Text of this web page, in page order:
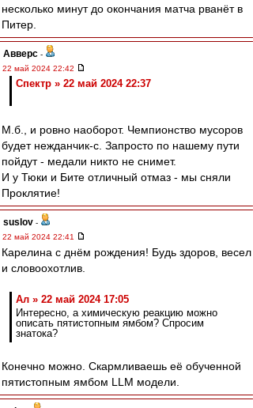
несколько минут до окончания матча рванёт в
Питер.
Авверс -
22 май 2024 22:42
Спектр » 22 май 2024 22:37
М.б., и ровно наоборот. Чемпионство мусоров
будет нежданчик-с. Запросто по нашему пути
пойдут - медали никто не снимет.
И у Тюки и Бите отличный отмаз - мы сняли
Проклятие!
suslov -
22 май 2024 22:41
Карелина с днём рождения! Будь здоров, весел
и словоохотлив.
Ал » 22 май 2024 17:05
Интересно, а химическую реакцию можно
описать пятистопным ямбом? Спросим
знатока?
Конечно можно. Скармливаешь её обученной
пятистопным ямбом LLM модели.